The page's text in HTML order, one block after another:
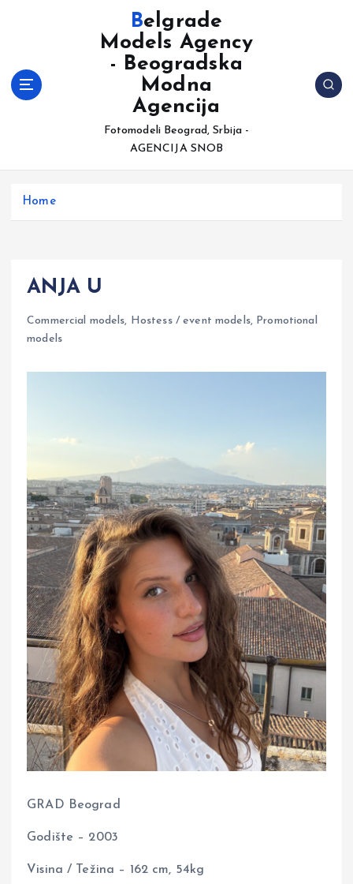
t
Belgrade
Models Agency
- Beogradska
Modna
Agencija
Fotomodeli Beograd, Srbija -
AGENCIJA SNOB
Home
ANJA U
Commercial models, Hostess / event models, Promotional
models
GRAD Beograd
Godište – 2003
Visina / Težina – 162 cm, 54kg